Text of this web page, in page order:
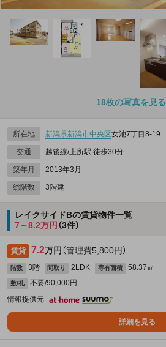
18枚の写真を見る
所在地 新潟県新潟市中央区女池7丁目8-19
交通 越後線/上所駅 徒歩30分
築年月 2013年3月
総階数 3階建
レイクサイドBの賃貸物件一覧
7～8.2万円 （3件）
賃貸 7.2万円 （管理費5,800円）
階数 3階 間取り 2LDK 専有面積 58.37㎡
敷/礼
不要/90,000円
情報提供元
詳細を見る